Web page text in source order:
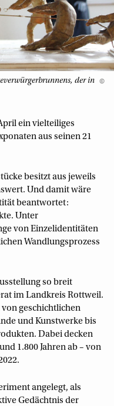
der in ©
ein vielteiliges
aus seinen 21
besitzt aus jeweils
Und damit wäre
beantwortet:
Unter
von Einzelidentitäten
Wandlungsprozess
so breit
im Landkreis Rottweil.
geschichtlichen
und Kunstwerke bis
Dabei decken
1.800 Jahren ab – von
angelegt, als
Gedächtnis der